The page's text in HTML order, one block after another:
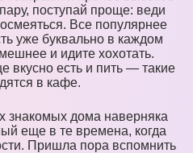
поступай проще: веди
Все популярнее
уже буквально в каждом
и идите хохотать.
есть и пить — такие
в кафе.
знакомых дома наверняка
еще в те времена, когда
Пришла пора вспомнить